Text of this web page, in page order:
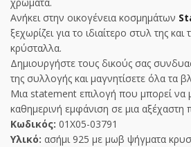
Ανήκει στην οικογένεια κοσμημάτων
ξεχωρίζει για το ιδιαίτερο στυλ της
κρύσταλλα.
Δημιουργήστε τους δικούς σας
της συλλογής και μαγνητίσετε όλα τα
Μια statement επιλογή που μπορεί να
καθημερινή εμφάνιση σε μια αξέχαστη
Κωδικός: 01X05-03791
Υλικό: ασήμι 925 με μωβ ψήγματα